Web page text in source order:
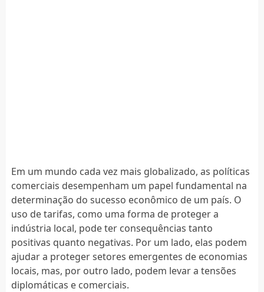
Em um mundo cada vez mais globalizado, as políticas
comerciais desempenham um papel fundamental na
determinação do sucesso econômico de um país. O
uso de tarifas, como uma forma de proteger a
indústria local, pode ter consequências tanto
positivas quanto negativas. Por um lado, elas podem
ajudar a proteger setores emergentes de economias
locais, mas, por outro lado, podem levar a tensões
diplomáticas e comerciais.